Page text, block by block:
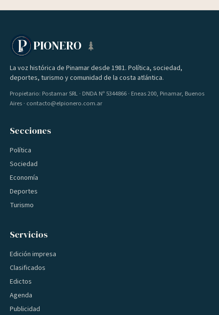
PIONERO
La voz histórica de Pinamar desde 1981. Política, sociedad,
deportes, turismo y comunidad de la costa atlántica.
Propietario: Postamar SRL · DNDA Nº 5344866 · Eneas 200, Pinamar, Buenos
Aires · contacto@elpionero.com.ar
Secciones
Política
Sociedad
Economía
Deportes
Turismo
Servicios
Edición impresa
Clasificados
Edictos
Agenda
Publicidad